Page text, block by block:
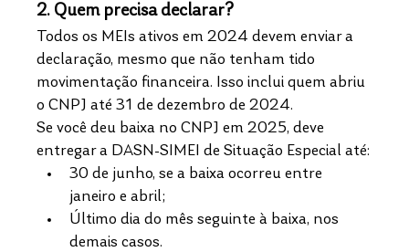
2. Quem precisa declarar?
Todos os MEIs ativos em 2024 devem enviar a
declaração, mesmo que não tenham tido
movimentação financeira. Isso inclui quem abriu
o CNPJ até 31 de dezembro de 2024.​
Se você deu baixa no CNPJ em 2025, deve
entregar a DASN-SIMEI de Situação Especial até:​
30 de junho, se a baixa ocorreu entre
janeiro e abril;
Último dia do mês seguinte à baixa, nos
demais casos.